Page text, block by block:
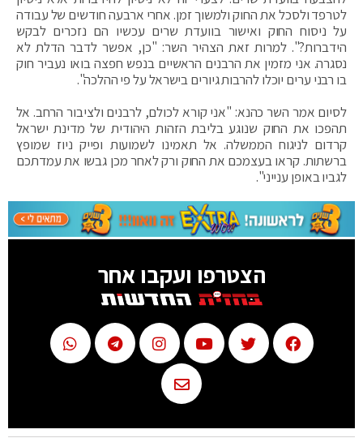
לטרפד ולסכל את החוק ולמשוך זמן. אחרי ארבעה חודשים של עבודה
על ניסוח החוק ואישור בוועדת שרים עכשיו הם נזכרים לבקש
הידברות?". למרות זאת הצהיר השר: "כן, אפשר לדבר הדלת לא
נסגרה. אני מזמין את הרבנים הראשיים בנפש חפצה בואו נעביר חוק
בו רבני ערים יוכלו להרבות גיורים בישראל על פי ההלכה".
לסיום אמר השר כהנא: "אני קורא לכולם, לרבנים ולציבור הרחב. אל
תהפכו את החוק שנוגע בליבת הזהות היהודית של מדינת ישראל
קרדום לניגוח הממשלה. אל תאמינו לשמועות ופייק ניוז שמופץ
ברשתות. קראו בעצמכם את החוק ורק לאחר מכן גבשו את עמדתכם
לגביו באופן ענייני".
הצטרפו ועקבו אחר